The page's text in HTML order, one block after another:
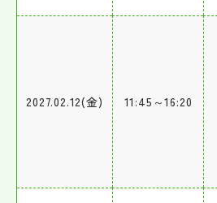
2027.02.12(金) 11:45～16:20